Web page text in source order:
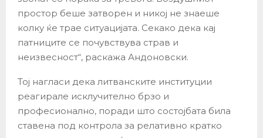
простор беше затворен и никој не знаеше
колку ќе трае ситуацијата. Секако дека кај
патниците се почувствува страв и
неизвесност“, раскажа Андоновски.
Тој нагласи дека литванските институции
реагирале исклучително брзо и
професионално, поради што состојбата била
ставена под контрола за релативно кратко